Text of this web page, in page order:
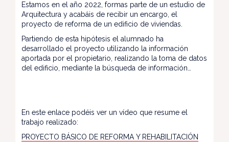
Estamos en el año 2022, formas parte de un estudio de
Arquitectura y acabáis de recibir un encargo, el
proyecto de reforma de un edificio de viviendas.
Partiendo de esta hipótesis el alumnado ha
desarrollado el proyecto utilizando la información
aportada por el propietario, realizando la toma de datos
del edificio, mediante la búsqueda de información…
En este enlace podéis ver un vídeo que resume el
trabajo realizado:
PROYECTO BÁSICO DE REFORMA Y REHABILITACIÓN